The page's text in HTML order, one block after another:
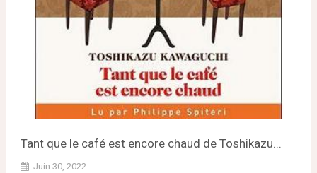
Tant que le café est encore chaud de Toshikazu...
Juin 30, 2022